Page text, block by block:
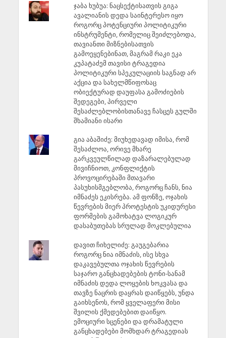
ჯაბა ხუბუა: ნაცსექტისათვის გიგა
ავალიანის დედა საინტერესო იყო
როგორც პოტენციური პოლიტიკური
ინსტრუმენტი, რომელიც შეიძლებოდა,
თავიანთი მიზნებისათვის
გამოეყენებინათ, მაგრამ რაკი ეკა
კუპატაძემ თავისი ტრაგედია
პოლიტიკური სპეკულაციის საგნად არ
აქცია და სახელმწიფოსაც
ობიექტურად დაუფასა გამოძიების
შედეგები, პირველი
შესაძლებლობისთანავე ჩასცეს გულში
შხამიანი ისარი
გია აბაშიძე: მიუხედავად იმისა, რომ
შესაძლოა, ორივე მხარე
გარკვეულწილად დაზარალებულად
მივიჩნიოთ, კონფლიქტის
პროვოცირებაში მთავარი
პასუხისმგებლობა, როგორც ჩანს, ნია
იმნაძეს ეკისრება. ამ ფონზე, ოჯახის
წევრების მიერ პროტესტის უკიდურესი
ფორმების გამოხატვა ლოგიკურ
დასაბუთებას სრულად მოკლებულია
დავით ჩიხელიძე: გაუგებარია
როგორც ნია იმნაძის, ისე სხვა
დაკავებულთა ოჯახის წევრების
საჯარო განცხადებების ტონი-სანამ
იმნაძის დედა ლოყების ხოკვასა და
თავზე ნაცრის დაყრას დაიწყებს, უნდა
გაიხსენოს, რომ ყველაფერი მისი
შვილის ქმედებებით დაიწყო.
ემოციური სცენები და დრამატული
განცხადებები მომხდარ ტრაგედიას